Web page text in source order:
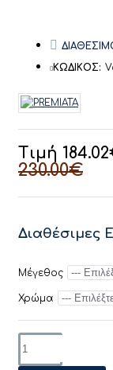
Τιμή
230.00€
ΚΩΔΙΚΟΣ:
Διαθέσιμες
Μέγεθος
Χρώμα